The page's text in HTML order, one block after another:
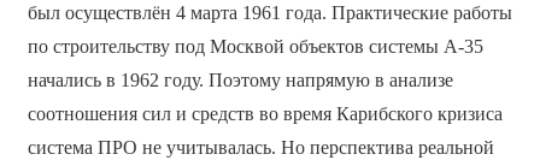
был осуществлён 4 марта 1961 года. Практические работы
по строительству под Москвой объектов системы А-35
начались в 1962 году. Поэтому напрямую в анализе
соотношения сил и средств во время Карибского кризиса
система ПРО не учитывалась. Но перспектива реальной